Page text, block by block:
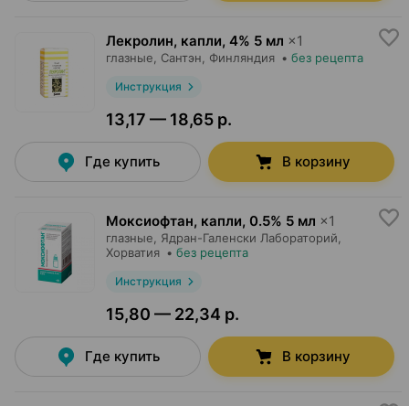
Лекролин, капли, 4% 5 мл ×1
глазные, Сантэн , Финляндия • без рецепта
Инструкция
13,17 — 18,65 р.
Где купить В корзину
Моксиофтан, капли, 0.5% 5 мл ×1
глазные, Ядран-Галенски Лабораторий
Хорватия • без рецепта
Инструкция
15,80 — 22,34 р.
Где купить В корзину